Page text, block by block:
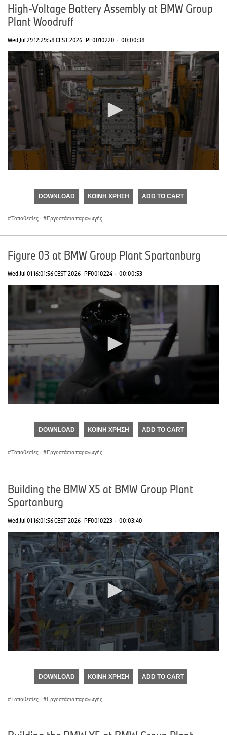
High-Voltage Battery Assembly at BMW Group
Plant Woodruff
Wed Jul 29 12:29:58 CEST 2026 PF0010220 · 00:00:38
seconds
DOWNLOAD ΚΟΙΝΉ ΧΡΉΣΗ ADD TO CART
Τοποθεσίες · Εργοστάσια παραγωγής
Figure 03 at BMW Group Plant Spartanburg
Wed Jul 01 16:01:56 CEST 2026 PF0010224 · 00:00:53
seconds
DOWNLOAD ΚΟΙΝΉ ΧΡΉΣΗ ADD TO CART
Τοποθεσίες · Εργοστάσια παραγωγής
Building the BMW X5 at BMW Group Plant
Spartanburg
Wed Jul 01 16:01:56 CEST 2026 PF0010223 · 00:03:40
seconds
DOWNLOAD ΚΟΙΝΉ ΧΡΉΣΗ ADD TO CART
Τοποθεσίες · Εργοστάσια παραγωγής